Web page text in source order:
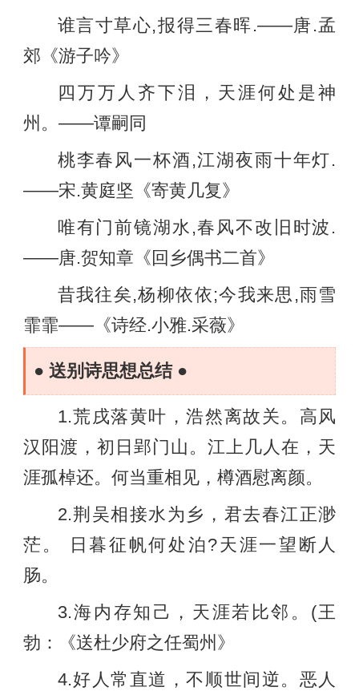
谁言寸草心,报得三春晖.——唐.孟
郊《游子吟》
四万万人齐下泪，天涯何处是神
州。——谭嗣同
桃李春风一杯酒,江湖夜雨十年灯.
——宋.黄庭坚《寄黄几复》
唯有门前镜湖水,春风不改旧时波.
——唐.贺知章《回乡偶书二首》
昔我往矣,杨柳依依;今我来思,雨雪
霏霏——《诗经.小雅.采薇》
● 送别诗思想总结 ●
1.荒戌落黄叶，浩然离故关。高风
汉阳渡，初日郢门山。江上几人在，天
涯孤棹还。何当重相见，樽酒慰离颜。
2.荆吴相接水为乡，君去春江正渺
茫。 日暮征帆何处泊?天涯一望断人
肠。
3.海内存知己，天涯若比邻。(王
勃：《送杜少府之任蜀州》
4.好人常直道，不顺世间逆。恶人